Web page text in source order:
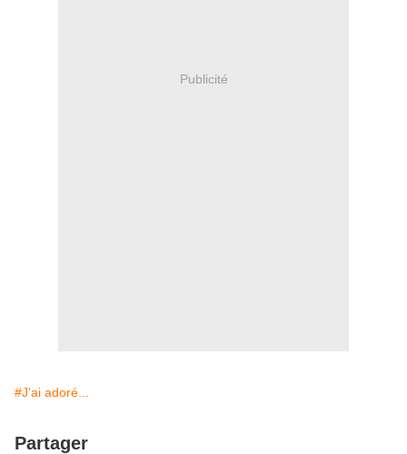
Publicité
#J'ai adoré...
Partager